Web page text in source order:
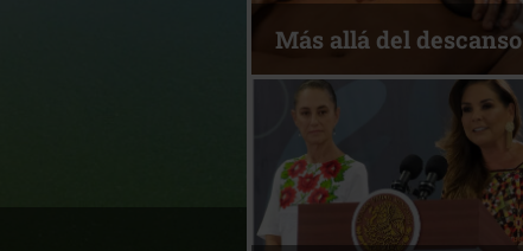
Más allá del descanso